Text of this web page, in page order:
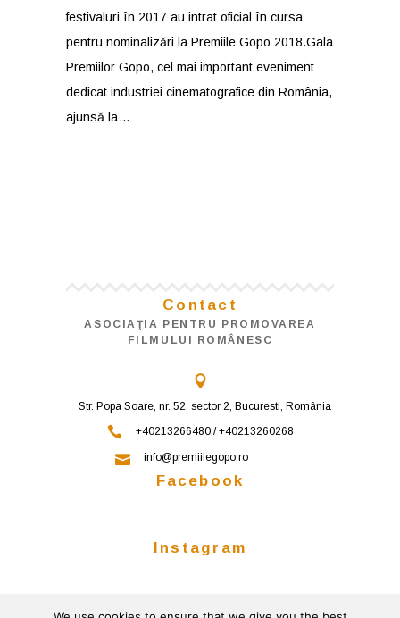
festivaluri în 2017 au intrat oficial în cursa
pentru nominalizări la Premiile Gopo 2018.Gala
Premiilor Gopo, cel mai important eveniment
dedicat industriei cinematografice din România,
ajunsă la
Contact
ASOCIAŢIA PENTRU PROMOVAREA
FILMULUI ROMÂNESC
Str. Popa Soare, nr. 52, sector 2, Bucuresti, România
+40213266480 / +40213260268
info@premiilegopo.ro
Facebook
Instagram